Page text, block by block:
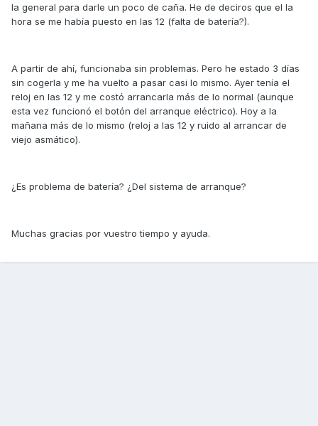
la general para darle un poco de caña. He de deciros que el la
hora se me había puesto en las 12 (falta de batería?).
A partir de ahí, funcionaba sin problemas. Pero he estado 3 días
sin cogerla y me ha vuelto a pasar casi lo mismo. Ayer tenía el
reloj en las 12 y me costó arrancarla más de lo normal (aunque
esta vez funcionó el botón del arranque eléctrico). Hoy a la
mañana más de lo mismo (reloj a las 12 y ruido al arrancar de
viejo asmático).
¿Es problema de batería? ¿Del sistema de arranque?
Muchas gracias por vuestro tiempo y ayuda.